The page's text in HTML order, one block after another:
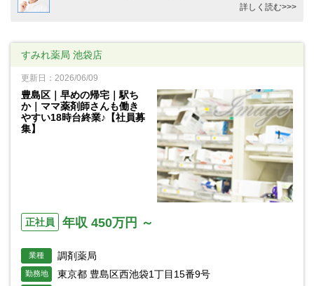
詳しく読む>>>
すみれ薬局 池袋店
更新日：2026/06/09
豊島区｜早めの帰宅｜駅ち
か｜ママ薬剤師さんも働き
やすい18時台終業♪【社員募
集】
正社員 年収 450万円 ～
業種 調剤薬局
勤務地 東京都 豊島区西池袋1丁目15番9号